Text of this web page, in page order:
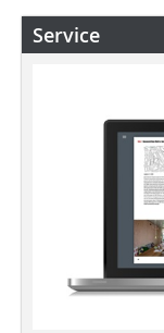
Service